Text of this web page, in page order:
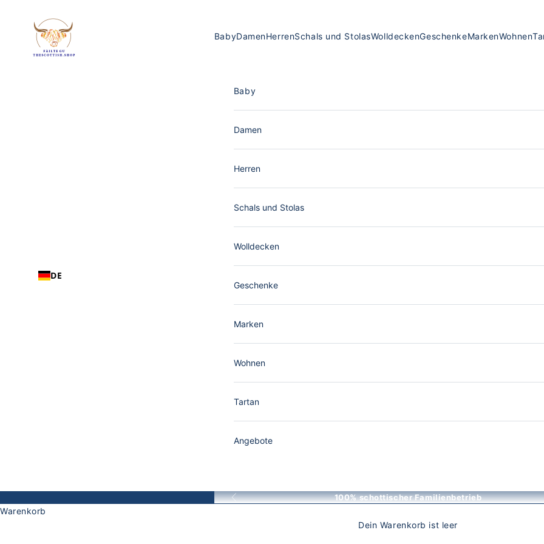
The Scottish Shop Deutschland
DE
BabyDamenHerrenSchals und StolasWolldeckenGeschenkeMarkenWohnen
Baby
Damen
Herren
Schals und Stolas
Wolldecken
Geschenke
Marken
Wohnen
Tartan
Angebote
Zurück 100% schottischer Familienbetrieb
Warenkorb
Dein Warenkorb ist leer